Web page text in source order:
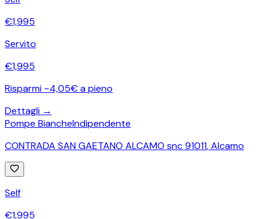
€1,995
Servito
€1,995
Risparmi ~4,05€ a pieno
Dettagli →
Pompe BiancheIndipendente
CONTRADA SAN GAETANO ALCAMO snc 91011,Alcamo
Self
€1,995